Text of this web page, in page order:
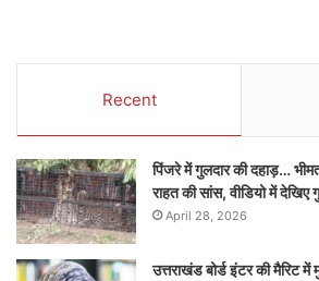
Recent
पिंजरे में गुलदार की दहाड़…
राहत की सांस, वीडियो में देखिए
April 28, 2026
उत्तराखंड बोर्ड इंटर की मैरिट